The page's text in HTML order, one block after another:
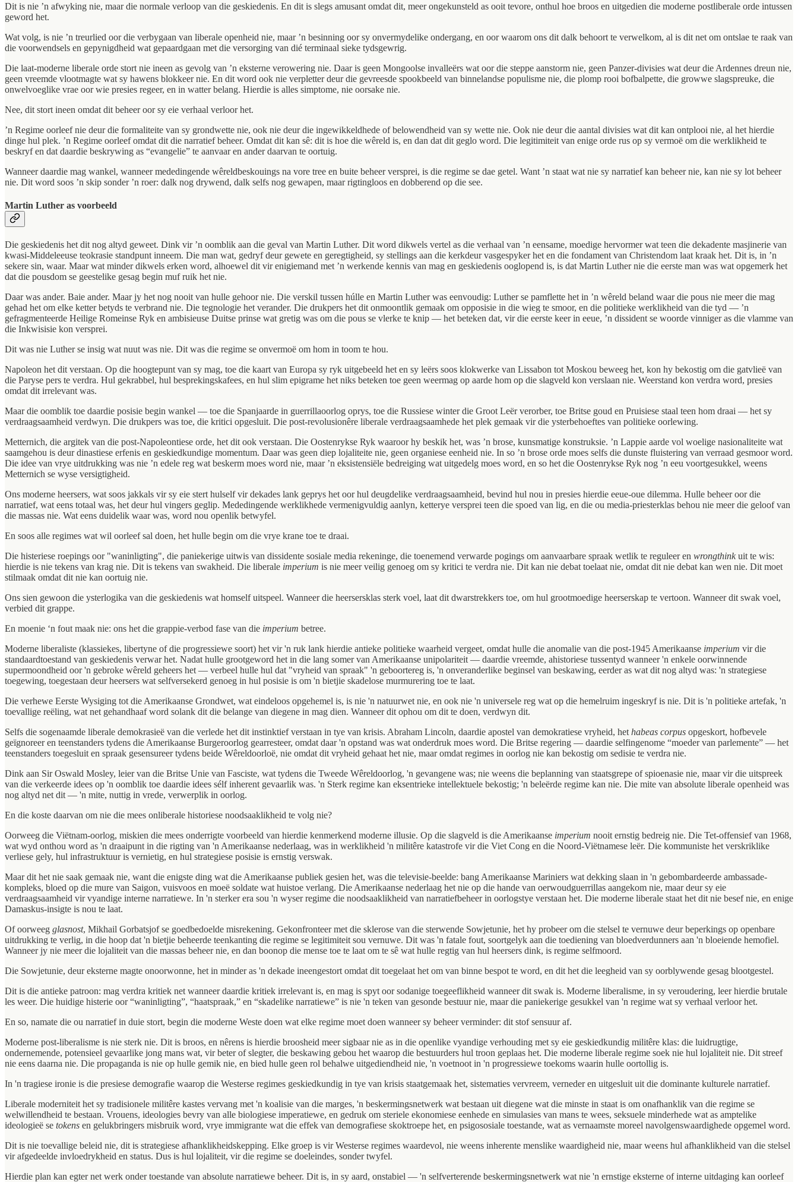
Dit is nie ’n afwyking nie, maar die normale verloop van die geskiedenis. En dit is slegs amusant omdat dit, meer ongekunsteld as ooit tevore, onthul hoe broos en uitgedien die moderne postliberale orde intussen
geword het.
Wat volg, is nie ’n treurlied oor die verbygaan van liberale openheid nie, maar ’n besinning oor sy onvermydelike ondergang, en oor waarom ons dit dalk behoort te verwelkom, al is dit net om ontslae te raak van
die voorwendsels en gepynigdheid wat gepaardgaan met die versorging van dié terminaal sieke tydsgewrig.
Die laat-moderne liberale orde stort nie ineen as gevolg van ’n eksterne verowering nie. Daar is geen Mongoolse invalleërs wat oor die steppe aanstorm nie, geen Panzer-divisies wat deur die Ardennes dreun nie,
geen vreemde vlootmagte wat sy hawens blokkeer nie. En dit word ook nie verpletter deur die gevreesde spookbeeld van binnelandse populisme nie, die plomp rooi bofbalpette, die growwe slagspreuke, die
onwelvoeglike vrae oor wie presies regeer, en in watter belang. Hierdie is alles simptome, nie oorsake nie.
Nee, dit stort ineen omdat dit beheer oor sy eie verhaal verloor het.
’n Regime oorleef nie deur die formaliteite van sy grondwette nie, ook nie deur die ingewikkeldhede of belowendheid van sy wette nie. Ook nie deur die aantal divisies wat dit kan ontplooi nie, al het hierdie
dinge hul plek. ’n Regime oorleef omdat dit die narratief beheer. Omdat dit kan sê: dit is hoe die wêreld is, en dan dat dit geglo word. Die legitimiteit van enige orde rus op sy vermoë om die werklikheid te
beskryf en dat daardie beskrywing as “evangelie” te aanvaar en ander daarvan te oortuig.
Wanneer daardie mag wankel, wanneer mededingende wêreldbeskouings na vore tree en buite beheer versprei, is die regime se dae getel. Want ’n staat wat nie sy narratief kan beheer nie, kan nie sy lot beheer
nie. Dit word soos ’n skip sonder ’n roer: dalk nog drywend, dalk selfs nog gewapen, maar rigtingloos en dobberend op die see.
Martin Luther as voorbeeld
Die geskiedenis het dit nog altyd geweet. Dink vir ’n oomblik aan die geval van Martin Luther. Dit word dikwels vertel as die verhaal van ’n eensame, moedige hervormer wat teen die dekadente masjinerie van
kwasi-Middeleeuse teokrasie standpunt inneem. Die man wat, gedryf deur gewete en geregtigheid, sy stellings aan die kerkdeur vasgespyker het en die fondament van Christendom laat kraak het. Dit is, in ’n
sekere sin, waar. Maar wat minder dikwels erken word, alhoewel dit vir enigiemand met ’n werkende kennis van mag en geskiedenis ooglopend is, is dat Martin Luther nie die eerste man was wat opgemerk het
dat die pousdom se geestelike gesag begin muf ruik het nie.
Daar was ander. Baie ander. Maar jy het nog nooit van hulle gehoor nie. Die verskil tussen húlle en Martin Luther was eenvoudig: Luther se pamflette het in ’n wêreld beland waar die pous nie meer die mag
gehad het om elke ketter betyds te verbrand nie. Die tegnologie het verander. Die drukpers het dit onmoontlik gemaak om opposisie in die wieg te smoor, en die politieke werklikheid van die tyd — ’n
gefragmenteerde Heilige Romeinse Ryk en ambisieuse Duitse prinse wat gretig was om die pous se vlerke te knip — het beteken dat, vir die eerste keer in eeue, ’n dissident se woorde vinniger as die vlamme van
die Inkwisisie kon versprei.
Dit was nie Luther se insig wat nuut was nie. Dit was die regime se onvermoë om hom in toom te hou.
Napoleon het dit verstaan. Op die hoogtepunt van sy mag, toe die kaart van Europa sy ryk uitgebeeld het en sy leërs soos klokwerke van Lissabon tot Moskou beweeg het, kon hy bekostig om die gatvlieë van
die Paryse pers te verdra. Hul gekrabbel, hul besprekingskafees, en hul slim epigrame het niks beteken toe geen weermag op aarde hom op die slagveld kon verslaan nie. Weerstand kon verdra word, presies
omdat dit irrelevant was.
Maar die oomblik toe daardie posisie begin wankel — toe die Spanjaarde in guerrillaoorlog oprys, toe die Russiese winter die Groot Leër verorber, toe Britse goud en Pruisiese staal teen hom draai — het sy
verdraagsaamheid verdwyn. Die drukpers was toe, die kritici opgesluit. Die post-revolusionêre liberale verdraagsaamhede het plek gemaak vir die ysterbehoeftes van politieke oorlewing.
Metternich, die argitek van die post-Napoleontiese orde, het dit ook verstaan. Die Oostenrykse Ryk waaroor hy beskik het, was ’n brose, kunsmatige konstruksie. ’n Lappie aarde vol woelige nasionaliteite wat
saamgehou is deur dinastiese erfenis en geskiedkundige momentum. Daar was geen diep lojaliteite nie, geen organiese eenheid nie. In so ’n brose orde moes selfs die dunste fluistering van verraad gesmoor word.
Die idee van vrye uitdrukking was nie ’n edele reg wat beskerm moes word nie, maar ’n eksistensiële bedreiging wat uitgedelg moes word, en so het die Oostenrykse Ryk nog ’n eeu voortgesukkel, weens
Metternich se wyse versigtigheid.
Ons moderne heersers, wat soos jakkals vir sy eie stert hulself vir dekades lank geprys het oor hul deugdelike verdraagsaamheid, bevind hul nou in presies hierdie eeue-oue dilemma. Hulle beheer oor die
narratief, wat eens totaal was, het deur hul vingers geglip. Mededingende werklikhede vermenigvuldig aanlyn, ketterye versprei teen die spoed van lig, en die ou media-priesterklas behou nie meer die geloof van
die massas nie. Wat eens duidelik waar was, word nou openlik betwyfel.
En soos alle regimes wat wil oorleef sal doen, het hulle begin om die vrye krane toe te draai.
Die histeriese roepings oor "waninligting", die paniekerige uitwis van dissidente sosiale media rekeninge, die toenemend verwarde pogings om aanvaarbare spraak wetlik te reguleer en wrongthinkuit te wis:
hierdie is nie tekens van krag nie. Dit is tekens van swakheid. Die liberale imperium is nie meer veilig genoeg om sy kritici te verdra nie. Dit kan nie debat toelaat nie, omdat dit nie debat kan wen nie. Dit moet
stilmaak omdat dit nie kan oortuig nie.
Ons sien gewoon die ysterlogika van die geskiedenis wat homself uitspeel. Wanneer die heersersklas sterk voel, laat dit dwarstrekkers toe, om hul grootmoedige heerserskap te vertoon. Wanneer dit swak voel,
verbied dit grappe.
En moenie ‘n fout maak nie: ons het die grappie-verbod fase van die imperium betree.
Moderne liberaliste (klassiekes, libertyne of die progressiewe soort) het vir 'n ruk lank hierdie antieke politieke waarheid vergeet, omdat hulle die anomalie van die post-1945 Amerikaanse imperium vir die
standaardtoestand van geskiedenis verwar het. Nadat hulle grootgeword het in die lang somer van Amerikaanse unipolariteit — daardie vreemde, ahistoriese tussentyd wanneer 'n enkele oorwinnende
supermoondheid oor 'n gebroke wêreld geheers het — verbeel hulle hul dat "vryheid van spraak" 'n geboortereg is, 'n onveranderlike beginsel van beskawing, eerder as wat dit nog altyd was: 'n strategiese
toegewing, toegestaan deur heersers wat selfversekerd genoeg in hul posisie is om 'n bietjie skadelose murmurering toe te laat.
Die verhewe Eerste Wysiging tot die Amerikaanse Grondwet, wat eindeloos opgehemel is, is nie 'n natuurwet nie, en ook nie 'n universele reg wat op die hemelruim ingeskryf is nie. Dit is 'n politieke artefak, 'n
toevallige reëling, wat net gehandhaaf word solank dit die belange van diegene in mag dien. Wanneer dit ophou om dit te doen, verdwyn dit.
Selfs die sogenaamde liberale demokrasieë van die verlede het dit instinktief verstaan in tye van krisis. Abraham Lincoln, daardie apostel van demokratiese vryheid, het habeas corpus opgeskort, hofbevele
geïgnoreer en teenstanders tydens die Amerikaanse Burgeroorlog gearresteer, omdat daar 'n opstand was wat onderdruk moes word. Die Britse regering — daardie selfingenome “moeder van parlemente” — het
teenstanders toegesluit en spraak gesensureer tydens beide Wêreldoorloë, nie omdat dit vryheid gehaat het nie, maar omdat regimes in oorlog nie kan bekostig om sedisie te verdra nie.
Dink aan Sir Oswald Mosley, leier van die Britse Unie van Fasciste, wat tydens die Tweede Wêreldoorlog, 'n gevangene was; nie weens die beplanning van staatsgrepe of spioenasie nie, maar vir die uitspreek
van die verkeerde idees op 'n oomblik toe daardie idees sélf inherent gevaarlik was. 'n Sterk regime kan eksentrieke intellektuele bekostig; 'n beleërde regime kan nie. Die mite van absolute liberale openheid was
nog altyd net dit — 'n mite, nuttig in vrede, verwerplik in oorlog.
En die koste daarvan om nie die mees onliberale historiese noodsaaklikheid te volg nie?
Oorweeg die Viëtnam-oorlog, miskien die mees onderrigte voorbeeld van hierdie kenmerkend moderne illusie. Op die slagveld is die Amerikaanse imperium nooit ernstig bedreig nie. Die Tet-offensief van 1968,
wat wyd onthou word as 'n draaipunt in die rigting van 'n Amerikaanse nederlaag, was in werklikheid 'n militêre katastrofe vir die Viet Cong en die Noord-Viëtnamese leër. Die kommuniste het verskriklike
verliese gely, hul infrastruktuur is vernietig, en hul strategiese posisie is ernstig verswak.
Maar dit het nie saak gemaak nie, want die enigste ding wat die Amerikaanse publiek gesien het, was die televisie-beelde: bang Amerikaanse Mariniers wat dekking slaan in 'n gebombardeerde ambassade-
kompleks, bloed op die mure van Saigon, vuisvoos en moeë soldate wat huistoe verlang. Die Amerikaanse nederlaag het nie op die hande van oerwoudguerrillas aangekom nie, maar deur sy eie
verdraagsaamheid vir vyandige interne narratiewe. In 'n sterker era sou 'n wyser regime die noodsaaklikheid van narratiefbeheer in oorlogstye verstaan het. Die moderne liberale staat het dit nie besef nie, en enige
Damaskus-insigte is nou te laat.
Of oorweeg glasnost, Mikhail Gorbatsjof se goedbedoelde misrekening. Gekonfronteer met die sklerose van die sterwende Sowjetunie, het hy probeer om die stelsel te vernuwe deur beperkings op openbare
uitdrukking te verlig, in die hoop dat 'n bietjie beheerde teenkanting die regime se legitimiteit sou vernuwe. Dit was 'n fatale fout, soortgelyk aan die toediening van bloedverdunners aan 'n bloeiende hemofiel.
Wanneer jy nie meer die lojaliteit van die massas beheer nie, en dan boonop die mense toe te laat om te sê wat hulle regtig van hul heersers dink, is regime selfmoord.
Die Sowjetunie, deur eksterne magte onoorwonne, het in minder as 'n dekade ineengestort omdat dit toegelaat het om van binne bespot te word, en dit het die leegheid van sy oorblywende gesag blootgestel.
Dit is die antieke patroon: mag verdra kritiek net wanneer daardie kritiek irrelevant is, en mag is spyt oor sodanige toegeeflikheid wanneer dit swak is. Moderne liberalisme, in sy veroudering, leer hierdie brutale
les weer. Die huidige histerie oor “waninligting”, “haatspraak,” en “skadelike narratiewe” is nie 'n teken van gesonde bestuur nie, maar die paniekerige gesukkel van 'n regime wat sy verhaal verloor het.
En so, namate die ou narratief in duie stort, begin die moderne Weste doen wat elke regime moet doen wanneer sy beheer verminder: dit stof sensuur af.
Moderne post-liberalisme is nie sterk nie. Dit is broos, en nêrens is hierdie broosheid meer sigbaar nie as in die openlike vyandige verhouding met sy eie geskiedkundig militêre klas: die luidrugtige,
ondernemende, potensieel gevaarlike jong mans wat, vir beter of slegter, die beskawing gebou het waarop die bestuurders hul troon geplaas het. Die moderne liberale regime soek nie hul lojaliteit nie. Dit streef
nie eens daarna nie. Die propaganda is nie op hulle gemik nie, en bied hulle geen rol behalwe uitgediendheid nie, 'n voetnoot in 'n progressiewe toekoms waarin hulle oortollig is.
In 'n tragiese ironie is die presiese demografie waarop die Westerse regimes geskiedkundig in tye van krisis staatgemaak het, sistematies vervreem, verneder en uitgesluit uit die dominante kulturele narratief.
Liberale moderniteit het sy tradisionele militêre kastes vervang met 'n koalisie van die marges, 'n beskermingsnetwerk wat bestaan uit diegene wat die minste in staat is om onafhanklik van die regime se
welwillendheid te bestaan. Vrouens, ideologies bevry van alle biologiese imperatiewe, en gedruk om steriele ekonomiese eenhede en simulasies van mans te wees, seksuele minderhede wat as amptelike
ideologieë se tokens en gelukbringers misbruik word, vrye immigrante wat die effek van demografiese skoktroepe het, en psigososiale toestande, wat as vernaamste moreel navolgenswaardighede opgemel word.
Dit is nie toevallige beleid nie, dit is strategiese afhanklikheidskepping. Elke groep is vir Westerse regimes waardevol, nie weens inherente menslike waardigheid nie, maar weens hul afhanklikheid van die stelsel
vir afgedeelde invloedrykheid en status. Dus is hul lojaliteit, vir die regime se doeleindes, sonder twyfel.
Hierdie plan kan egter net werk onder toestande van absolute narratiewe beheer. Dit is, in sy aard, onstabiel — 'n selfverterende beskermingsnetwerk wat nie 'n ernstige eksterne of interne uitdaging kan oorleef